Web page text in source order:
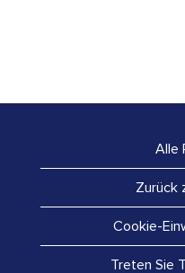
Alle
Zurück
Cookie-
Treten Sie